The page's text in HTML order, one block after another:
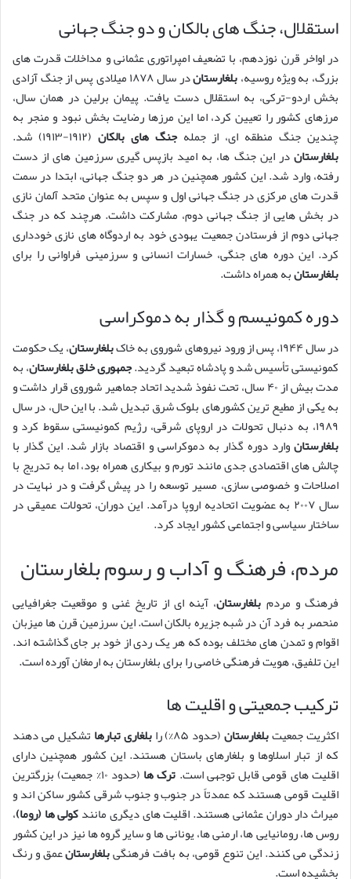
استقلال، جنگ های بالکان و دو جنگ جهانی
در اواخر قرن نوزدهم، با تضعیف امپراتوری عثمانی و مداخلات قدرت های
بزرگ، به ویژه روسیه،بلغارستان
در سال ۱۸۷۸ میلادی پس از جنگ آزادی
بخش اردو-ترکی، به استقلال دست یافت. پیمان برلین در همان سال،
مرزهای کشور را تعیین کرد، اما این مرزها رضایت بخش نبود و منجر به
چندین جنگ منطقه ای، از جملهجنگ های بالکان (۱۹۱۲-۱۹۱۳) شد.
بلغارستاندر این جنگ ها، به امید بازپس گیری سرزمین های از دست
رفته، وارد شد. این کشور همچنین در هر دو جنگ جهانی، ابتدا در سمت
قدرت های مرکزی در جنگ جهانی اول و سپس به عنوان متحد آلمان نازی
در بخش هایی از جنگ جهانی دوم، مشارکت داشت. هرچند که در جنگ
جهانی دوم از فرستادن جمعیت یهودی خود به اردوگاه های نازی خودداری
کرد. این دوره های جنگی، خسارات انسانی و سرزمینی فراوانی را برای
بلغارستانبه همراه داشت.
دوره کمونیسم و گذار به دموکراسی
در سال ۱۹۴۴، پس از ورود نیروهای شوروی به خاک بلغارستان، یک حکومت
کمونیستی تأسیس شد و پادشاه تبعید گردید.جمهوری خلق بلغارستان، به
مدت بیش از ۴۰ سال، تحت نفوذ شدید اتحاد جماهیر شوروی قرار داشت و
به یکی از مطیع ترین کشورهای بلوک شرق تبدیل شد. با این حال، در سال
۱۹۸۹، به دنبال تحولات در اروپای شرقی، رژیم کمونیستی سقوط کرد و
بلغارستانوارد دوره گذار به دموکراسی و اقتصاد بازار شد. این گذار با
چالش های اقتصادی جدی مانند تورم و بیکاری همراه بود، اما به تدریج با
اصلاحات و خصوصی سازی، مسیر توسعه را در پیش گرفت و در نهایت در
سال ۲۰۰۷ به عضویت اتحادیه اروپا درآمد. این دوران، تحولات عمیقی در
ساختار سیاسی و اجتماعی کشور ایجاد کرد.
مردم، فرهنگ و آداب و رسوم بلغارستان
فرهنگ و مردم بلغارستان، آینه ای از تاریخ غنی و موقعیت جغرافیایی
منحصر به فرد آن در شبه جزیره بالکان است. این سرزمین قرن ها میزبان
اقوام و تمدن های مختلف بوده که هر یک ردی از خود بر جای گذاشته اند.
این تلفیق، هویت فرهنگی خاصی را برای بلغارستان به ارمغان آورده است.
ترکیب جمعیتی و اقلیت ها
اکثریت جمعیتبلغارستان(حدود ۸۵%) را بلغاری تبارها تشکیل می دهند
که از تبار اسلاوها و بلغارهای باستان هستند. این کشور همچنین دارای
اقلیت های قومی قابل توجهی است. ترک ها
(حدود ۱۰% جمعیت) بزرگترین
اقلیت قومی هستند که عمدتاً در جنوب و جنوب شرقی کشور ساکن اند و
میراث دار دوران عثمانی هستند. اقلیت های دیگری مانندکولی ها (روما)،
روس ها، رومانیایی ها، ارمنی ها، یونانی ها و سایر گروه ها نیز در این کشور
زندگی می کنند. این تنوع قومی، به بافت فرهنگیبلغارستانعمق و رنگ
بخشیده است.